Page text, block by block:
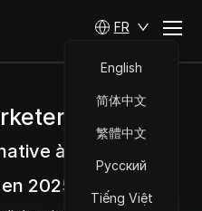
FR
English
简体中文
繁體中文
Русский
Tiếng Việt
Browser
à Marketer
2025